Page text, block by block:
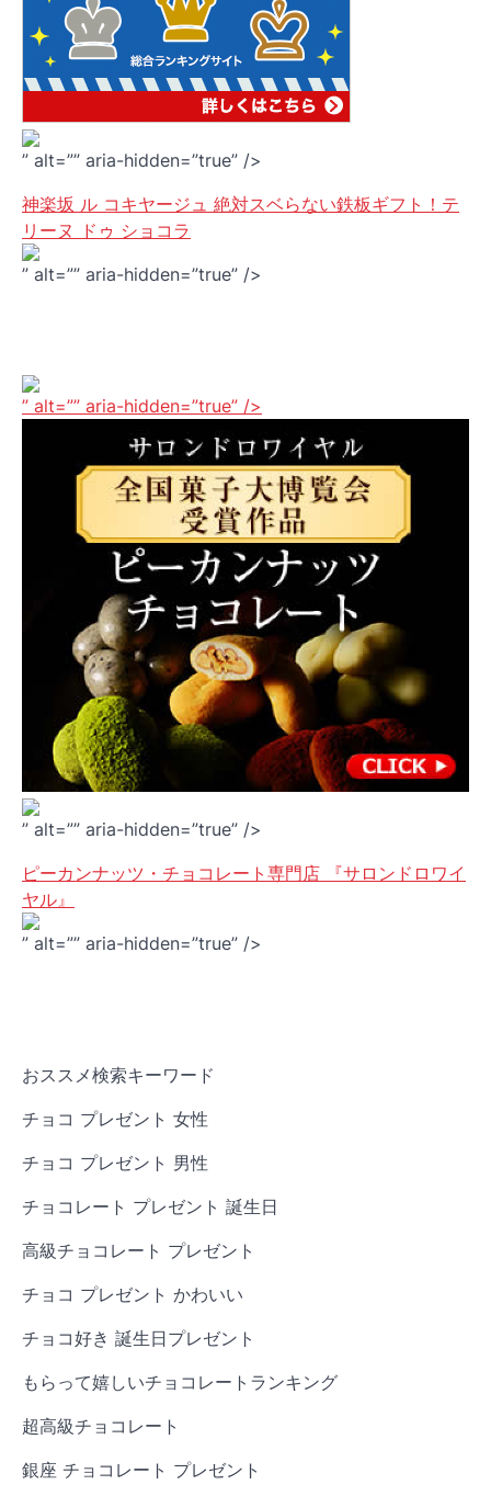
” alt=”” aria-hidden=”true” />
神楽坂 ル コキヤージュ 絶対スベらない鉄板ギフト！テ
リーヌ ドゥ ショコラ
” alt=”” aria-hidden=”true” />
” alt=”” aria-hidden=”true” />
” alt=”” aria-hidden=”true” />
ピーカンナッツ・チョコレート専門店 『サロンドロワイ
ヤル』
” alt=”” aria-hidden=”true” />
おススメ検索キーワード
チョコ プレゼント 女性
チョコ プレゼント 男性
チョコレート プレゼント 誕生日
高級チョコレート プレゼント
チョコ プレゼント かわいい
チョコ好き 誕生日プレゼント
もらって嬉しいチョコレートランキング
超高級チョコレート
銀座 チョコレート プレゼント